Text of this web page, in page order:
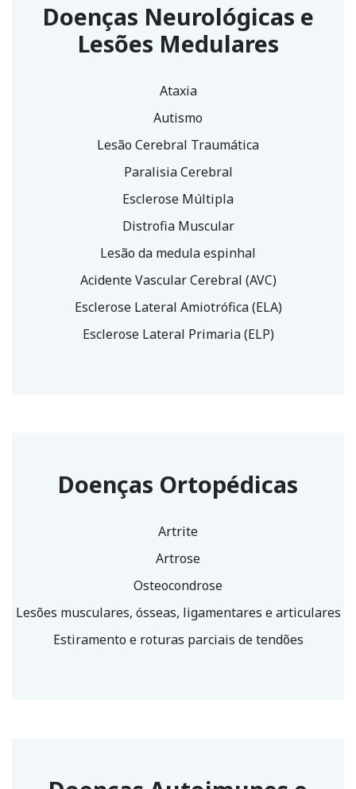
Doenças Neurológicas e
Lesões Medulares
Ataxia
Autismo
Lesão Cerebral Traumática
Paralisia Cerebral
Esclerose Múltipla
Distrofia Muscular
Lesão da medula espinhal
Acidente Vascular Cerebral (AVC)
Esclerose Lateral Amiotrófica (ELA)
Esclerose Lateral Primaria (ELP)
Doenças Ortopédicas
Artrite
Artrose
Osteocondrose
Lesões musculares, ósseas, ligamentares e articulares
Estiramento e roturas parciais de tendões